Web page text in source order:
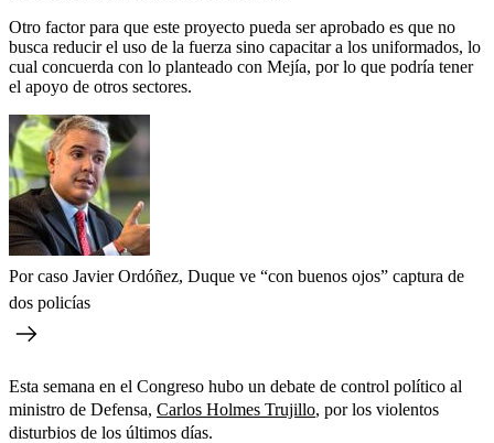
Otro factor para que este proyecto pueda ser aprobado es que no
busca reducir el uso de la fuerza sino capacitar a los uniformados, lo
cual concuerda con lo planteado con Mejía, por lo que podría tener
el apoyo de otros sectores.
Por caso Javier Ordóñez, Duque ve “con buenos ojos” captura de
dos policías
Esta semana en el Congreso hubo un debate de control político al
ministro de Defensa, Carlos Holmes Trujillo, por los violentos
disturbios de los últimos días.